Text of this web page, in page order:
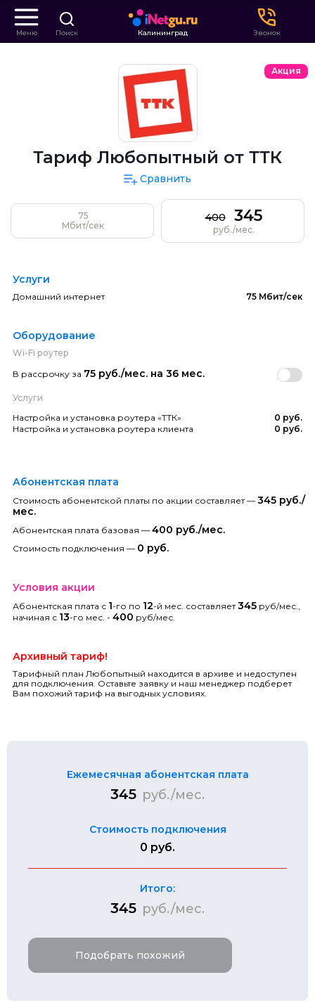
Меню Поиск Калининград Звонок
Акция
Тариф Любопытный от ТТК
Сравнить
75
Мбит/сек
400 345
руб./мес.
Услуги
Домашний интернет 75 Мбит/сек
Оборудование
Wi-Fi роутер
В рассрочку за 75 руб./мес. на 36 мес.
Услуги
Настройка и установка роутера «ТТК»
0 руб.
Настройка и установка роутера клиента
0 руб.
Абонентская плата
Стоимость абонентской платы по акции составляет — 345 руб./
мес.
Абонентская плата базовая — 400 руб./мес.
Стоимость подключения — 0 руб.
Условия акции
Абонентская плата с 1-го по 12-й мес. составляет345 руб/мес.,
начиная с 13-го мес. - 400 руб/мес.
Архивный тариф!
Тарифный план Любопытный находится в архиве и недоступен
для подключения. Оставьте заявку и наш менеджер подберет
Вам похожий тариф на выгодных условиях.
Ежемесячная абонентская плата
345 руб./мес.
Стоимость подключения
0 руб.
Итого:
345 руб./мес.
Подобрать похожий